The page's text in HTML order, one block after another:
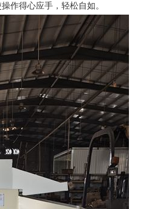
作得心应手，轻松自如。